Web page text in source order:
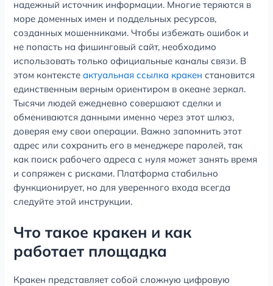
надежный источник информации. Многие теряются в
море доменных имен и поддельных ресурсов,
созданных мошенниками. Чтобы избежать ошибок и
не попасть на фишинговый сайт, необходимо
использовать только официальные каналы связи. В
этом контекстеактуальная ссылка кракен становится
единственным верным ориентиром в океане зеркал.
Тысячи людей ежедневно совершают сделки и
обмениваются данными именно через этот шлюз,
доверяя ему свои операции. Важно запомнить этот
адрес или сохранить его в менеджере паролей, так
как поиск рабочего адреса с нуля может занять время
и сопряжен с рисками. Платформа стабильно
функционирует, но для уверенного входа всегда
следуйте этой инструкции.
Что такое кракен и как
работает площадка
Кракен представляет собой сложную цифровую